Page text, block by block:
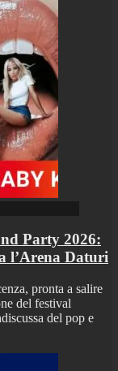
Party 2026:
l’Arena Daturi
pronta a salire
del festival
del pop e